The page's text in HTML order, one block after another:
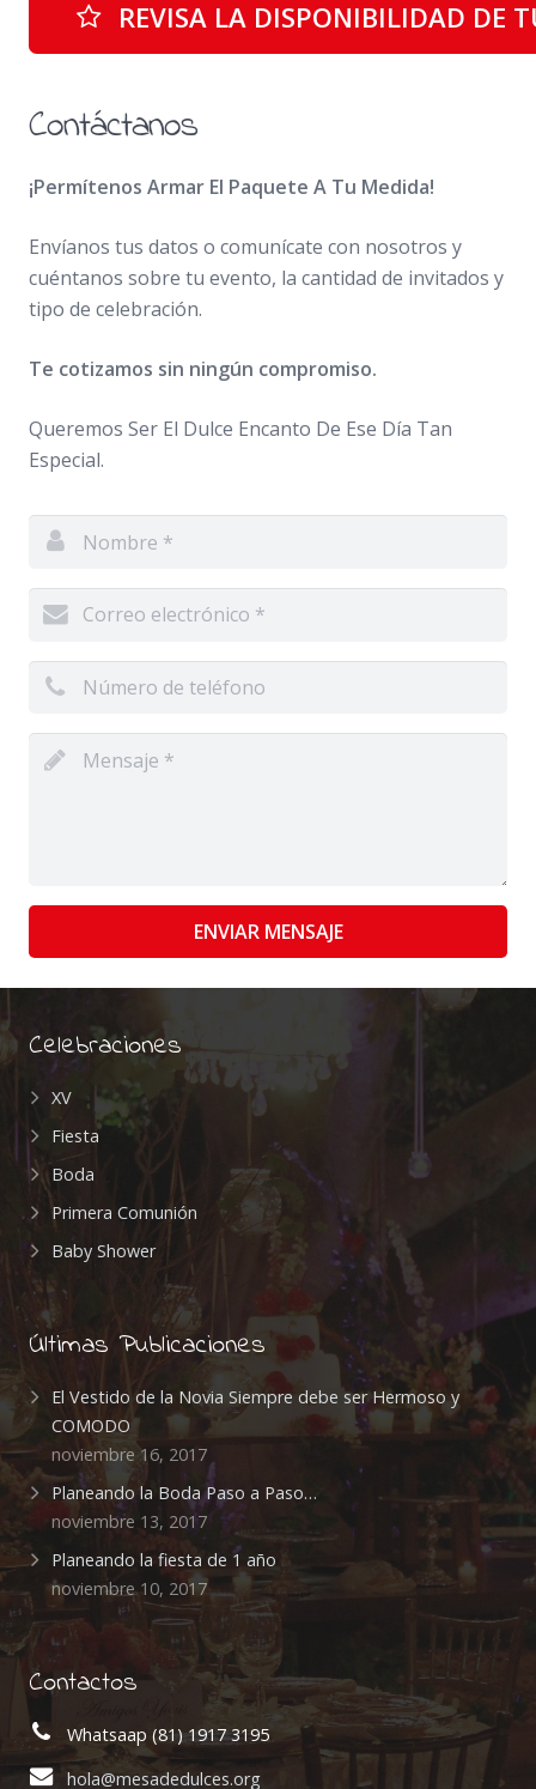
REVISA LA DISPONIBILIDAD DE
Contáctanos
¡Permítenos Armar El Paquete A Tu Medida!
Envíanos tus datos o comunícate con nosotros y
cuéntanos sobre tu evento, la cantidad de invitados y
tipo de celebración.
Te cotizamos sin ningún compromiso.
Queremos Ser El Dulce Encanto De Ese Día Tan
Especial.
ENVIAR MENSAJE
Celebraciones
XV
Fiesta
Boda
Primera Comunión
Baby Shower
Últimas Publicaciones
El Vestido de la Novia Siempre debe ser Hermoso y
COMODO
noviembre 16, 2017
Planeando la Boda Paso a Paso…
noviembre 13, 2017
Planeando la fiesta de 1 año
noviembre 10, 2017
Contactos
Whatsaap (81) 1917 3195
hola@mesadedulces.org